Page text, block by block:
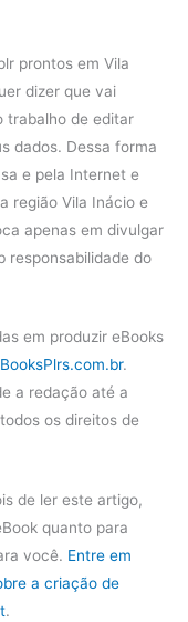
prontos em Vila
dizer que vai
trabalho de editar
dados. Dessa forma
e pela Internet e
região Vila Inácio e
apenas em divulgar
responsabilidade do
em produzir eBooks
.
a redação até a
os direitos de
de ler este artigo,
quanto para
você. Entre em
a criação de
.